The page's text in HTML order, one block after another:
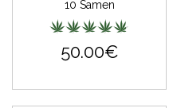
10 Samen
50.00€